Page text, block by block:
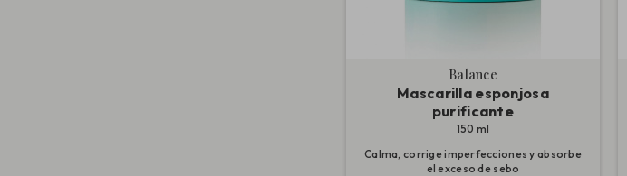
Balance
Mascarilla esponjosa
purificante
150 ml
Calma, corrige imperfecciones y absorbe
el exceso de sebo